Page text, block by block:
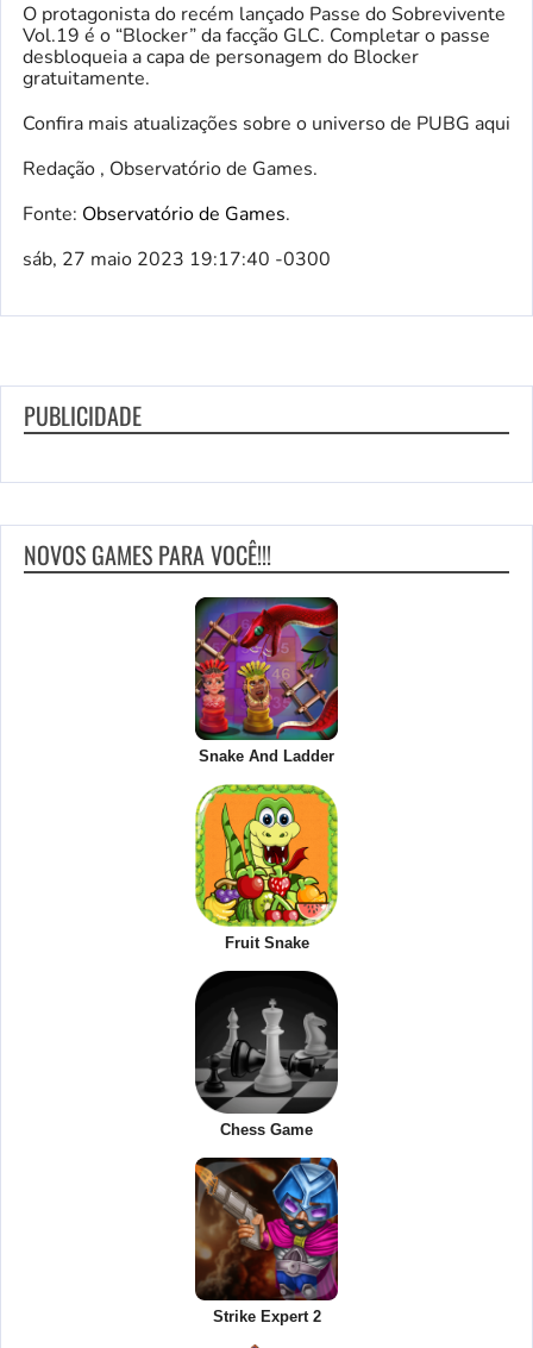
O protagonista do recém lançado Passe do Sobrevivente
Vol.19 é o “Blocker” da facção GLC. Completar o passe
desbloqueia a capa de personagem do Blocker
gratuitamente.
Confira mais atualizações sobre o universo de PUBG aqui
Redação , Observatório de Games.
Fonte: Observatório de Games.
sáb, 27 maio 2023 19:17:40 -0300
PUBLICIDADE
NOVOS GAMES PARA VOCÊ!!!
Snake And Ladder
Fruit Snake
Chess Game
Strike Expert 2